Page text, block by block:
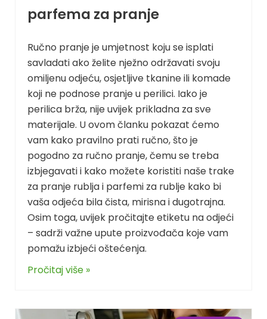
parfema za pranje
Ručno pranje je umjetnost koju se isplati
savladati ako želite nježno održavati svoju
omiljenu odjeću, osjetljive tkanine ili komade
koji ne podnose pranje u perilici. Iako je
perilica brža, nije uvijek prikladna za sve
materijale. U ovom članku pokazat ćemo
vam kako pravilno prati ručno, što je
pogodno za ručno pranje, čemu se treba
izbjegavati i kako možete koristiti naše trake
za pranje rublja i parfemi za rublje kako bi
vaša odjeća bila čista, mirisna i dugotrajna.
Osim toga, uvijek pročitajte etiketu na odjeći
– sadrži važne upute proizvođača koje vam
pomažu izbjeći oštećenja.
Pročitaj više »